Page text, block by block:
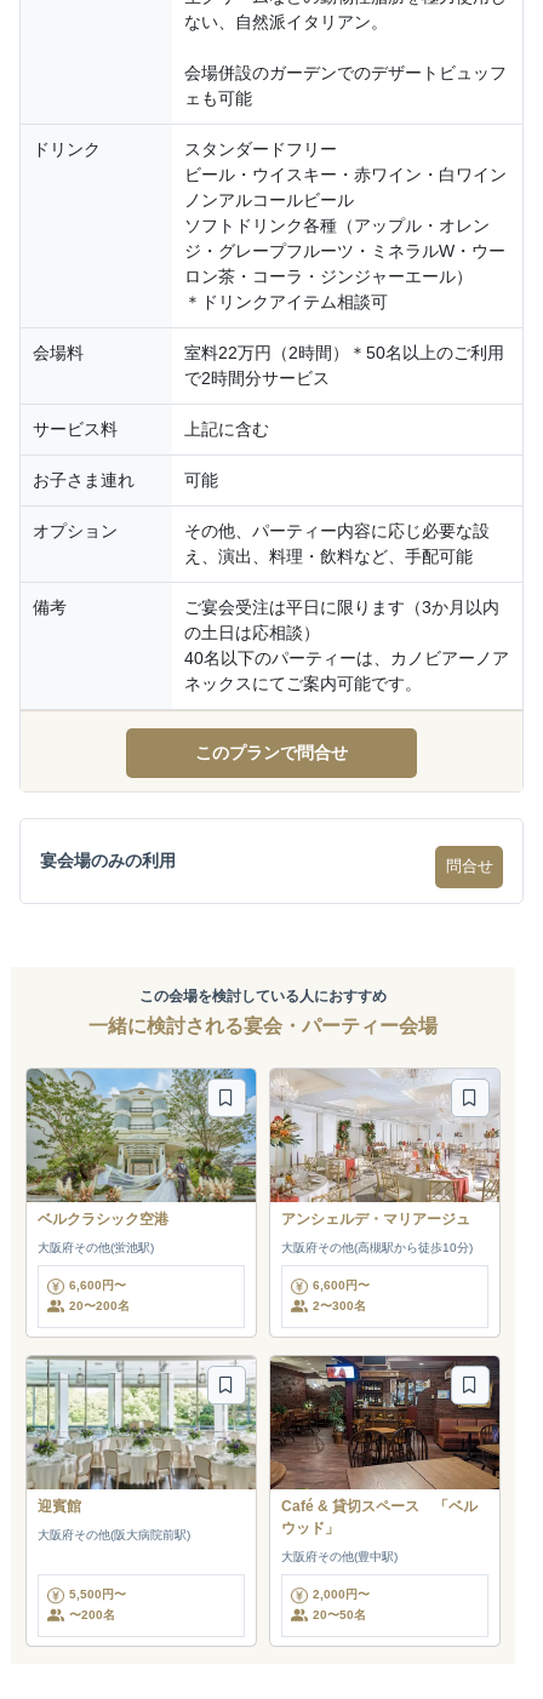
ない、自然派イタリアン。
会場併設のガーデンでのデザートビュッフ
ェも可能
ドリンク
スタンダードフリー
ビール・ウイスキー・赤ワイン・白ワイン
ノンアルコールビール
ソフトドリンク各種（アップル・オレン
ジ・グレープフルーツ・ミネラルW・ウー
ロン茶・コーラ・ジンジャーエール）
＊ドリンクアイテム相談可
会場料
室料22万円（2時間）＊50名以上のご利用
で2時間分サービス
サービス料 上記に含む
お子さま連れ 可能
オプション
その他、パーティー内容に応じ必要な設
え、演出、料理・飲料など、手配可能
備考
ご宴会受注は平日に限ります（3か月以内
の土日は応相談）
40名以下のパーティーは、カノビアーノア
ネックスにてご案内可能です。
このプランで問合せ
宴会場のみの利用 問合せ
この会場を検討している人におすすめ
一緒に検討される宴会・パーティー会場
ベルクラシック空港
大阪府その他(蛍池駅)
6,600円〜
20〜200名
アンシェルデ・マリアージュ
大阪府その他(高槻駅から徒歩10分)
6,600円〜
2〜300名
迎賓館
大阪府その他(阪大病院前駅)
5,500円〜
〜200名
Café & 貸切スペース 「ベル
ウッド」
大阪府その他(豊中駅)
2,000円〜
20〜50名